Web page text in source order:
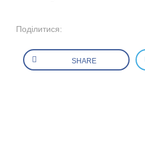
Поділитися:
SHARE